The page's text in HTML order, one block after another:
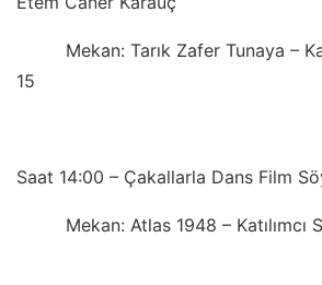
Mekan: Tarık Zafer Tunaya –
15
Saat 14:00 – Çakallarla Dans Film
Mekan: Atlas 1948 – Katılımcı